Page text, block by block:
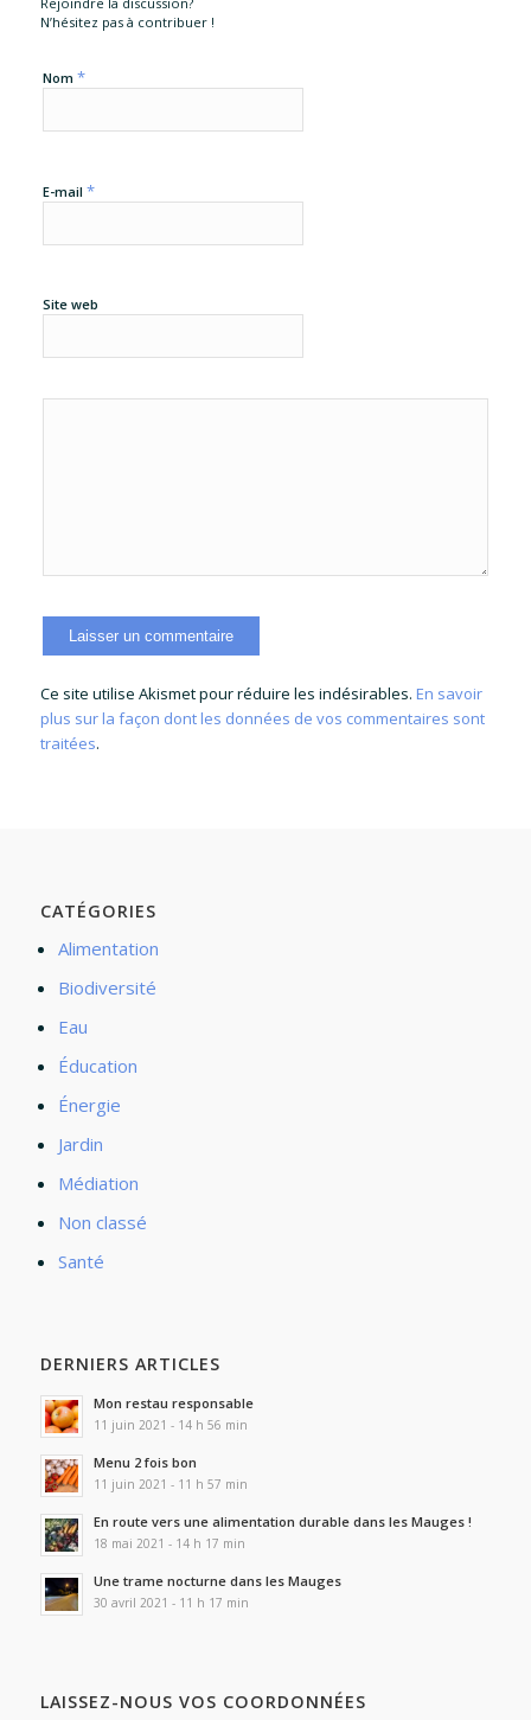
N’hésitez pas à contribuer !
Nom *
E-mail *
Site web
Ce site utilise Akismet pour réduire les indésirables. En savoir
plus sur la façon dont les données de vos commentaires sont
traitées.
CATÉGORIES
Alimentation
Biodiversité
Eau
Éducation
Énergie
Jardin
Médiation
Non classé
Santé
DERNIERS ARTICLES
Mon restau responsable
11 juin 2021 - 14 h 56 min
Menu 2 fois bon
11 juin 2021 - 11 h 57 min
En route vers une alimentation durable dans les Mauges !
18 mai 2021 - 14 h 17 min
Une trame nocturne dans les Mauges
30 avril 2021 - 11 h 17 min
LAISSEZ-NOUS VOS COORDONNÉES